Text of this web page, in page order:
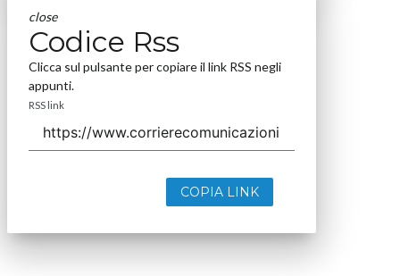
close
Codice Rss
Clicca sul pulsante per copiare il link RSS negli
appunti.
RSS link
COPIA LINK